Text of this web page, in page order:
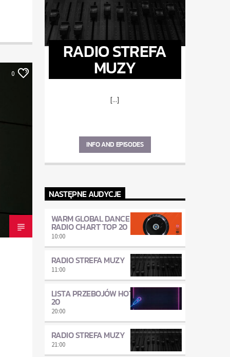
0
RADIO STREFA
MUZY
[...]
INFO AND EPISODES
NASTĘPNE AUDYCJE
WARM GLOBAL DANCE
RADIO CHART TOP 20
10:00
RADIO STREFA MUZY
11:00
LISTA PRZEBOJÓW HOT
20
20:00
RADIO STREFA MUZY
21:00